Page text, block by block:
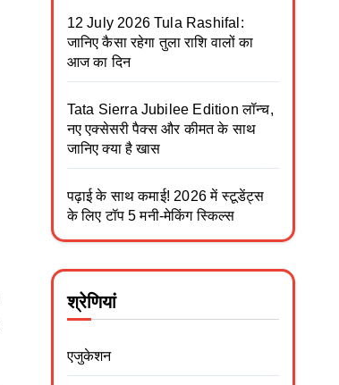
12 July 2026 Tula Rashifal:
जानिए कैसा रहेगा तुला राशि वालों का
आज का दिन
Tata Sierra Jubilee Edition लॉन्च,
नए एक्सेसरी पैक्स और कीमत के साथ
जानिए क्या है खास
पढ़ाई के साथ कमाई! 2026 में स्टूडेंट्स
के लिए टॉप 5 मनी-मेकिंग स्किल्स
श्रेणियां
एजुकेशन